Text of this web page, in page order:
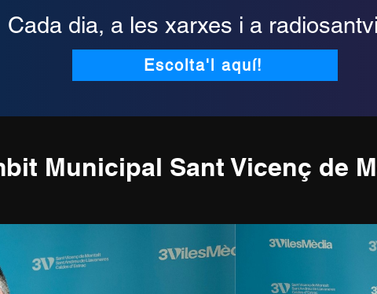
Cada dia, a les xarxes i a
Escolta'l aquí!
Municipal Sant Vicenç de